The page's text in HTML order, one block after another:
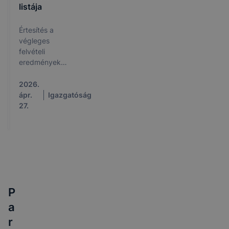
listája
Értesítés a
végleges
felvételi
eredményekről
2026.
ápr.
27.
Igazgatóság
P
a
r